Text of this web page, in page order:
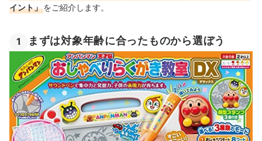
イント」をご紹介します。
1 まずは対象年齢に合ったものから選ぼう